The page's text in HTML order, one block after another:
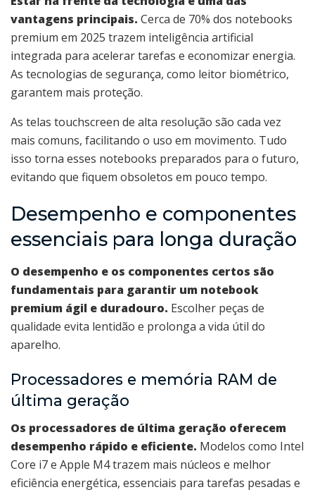
vantagens principais. Cerca de 70% dos notebooks
premium em 2025 trazem inteligência artificial
integrada para acelerar tarefas e economizar energia.
As tecnologias de segurança, como leitor biométrico,
garantem mais proteção.
As telas touchscreen de alta resolução são cada vez
mais comuns, facilitando o uso em movimento. Tudo
isso torna esses notebooks preparados para o futuro,
evitando que fiquem obsoletos em pouco tempo.
Desempenho e componentes
essenciais para longa duração
O desempenho e os componentes certos são
fundamentais para garantir um notebook
premium ágil e duradouro. Escolher peças de
qualidade evita lentidão e prolonga a vida útil do
aparelho.
Processadores e memória RAM de
última geração
Os processadores de última geração oferecem
desempenho rápido e eficiente. Modelos como Intel
Core i7 e Apple M4 trazem mais núcleos e melhor
eficiência energética, essenciais para tarefas pesadas e